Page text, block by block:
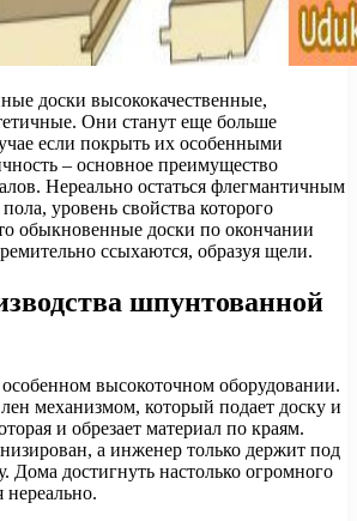
доски высококачественные,
Они станут еще больше
если покрыть их особенными
– основное преимущество
Нереально остаться флегмантичным
уровень свойства которого
обыкновенные доски по окончании
ссыхаются, образуя щели.
шпунтованной
высокоточном оборудовании.
механизмом, который подает доску и
и обрезает материал по краям.
а инженер только держит под
Дома достигнуть настолько огромного